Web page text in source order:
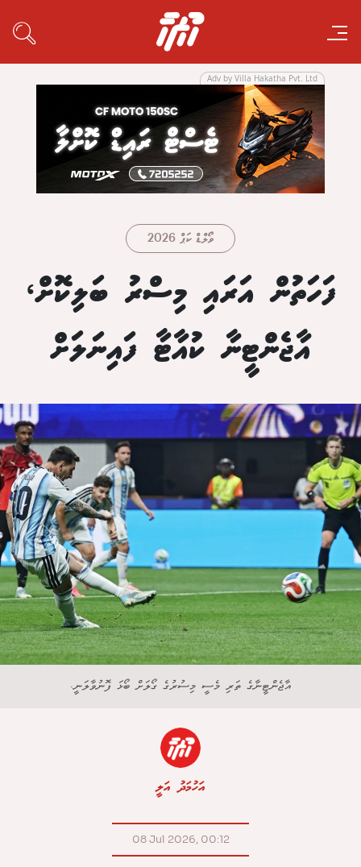
Adv by Villa Hakatha Pvt. Ltd
ވޯލްޑް ކަޕް 2026
ފަހަތުން އަރައި މިސްރު ބަލިކޮށް،
އާޖެންޓީނާ ކުއާޓާ ފައިނަލަށް
އާޖެންޓީނާގެ ތަރި މެސީ މިސުރުގެ ގޯލަށް ބޯޅަ ފޮނުވާލަނީ.
އަހުމަދު އަލީ
08 Jul 2026, 00:12